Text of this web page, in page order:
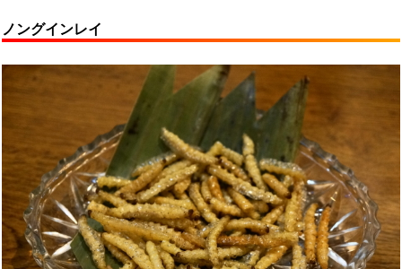
ノングインレイ